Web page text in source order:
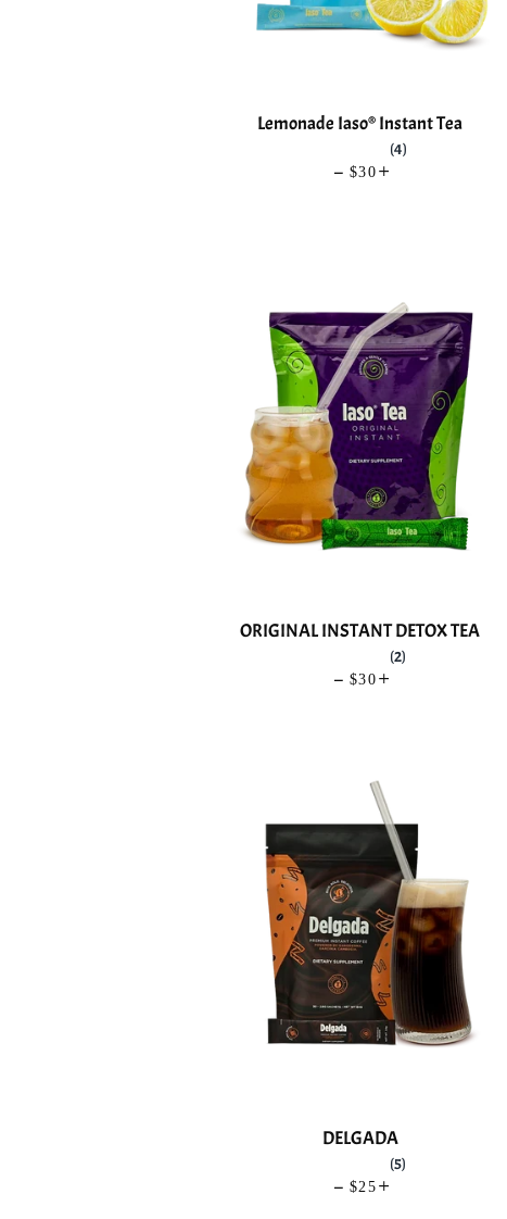
Lemonade Iaso® Instant Tea
(4)
— PRECIO HABITUAL
$30
ORIGINAL INSTANT DETOX TEA
(2)
— PRECIO HABITUAL
$30
DELGADA
(5)
— PRECIO HABITUAL
$25